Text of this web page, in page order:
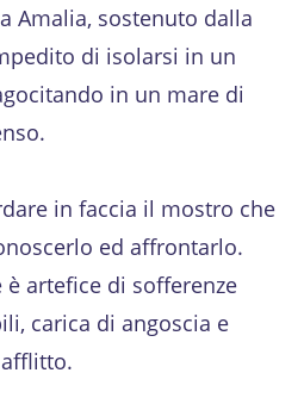
Amalia, sostenuto dalla
di isolarsi in un
in un mare di
in faccia il mostro che
ed affrontarlo.
è artefice di sofferenze
carica di angoscia e